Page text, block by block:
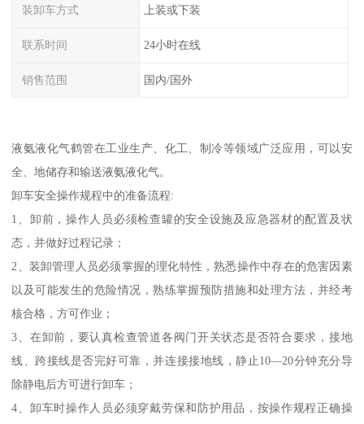
装卸车方式 上装或下装
联系时间 24小时在线
销售范围 国内/国外
液氨液化气鹤管在工业生产、化工、制冷等领域广泛应用，可以安
全、地储存和输送液氨液化气。
卸车安全操作规程中的准备流程:
1、卸前，操作人员必须检查罐的安全设施及应急器材的配置及状
态，并做好过程记录；
2、装卸管理人员必须掌握的理化特性，熟悉操作中存在的危害因素
以及可能发生的危险情况，熟练掌握预防措施和处理方法，并经考
核合格，方可作业；
3、在卸前，要认真检查管道各阀门开关状态是否符合要求，接地
线、跨接线是否完好可靠，并连接接地线，静止10—20分钟充分导
除静电后方可进行卸车；
4、卸车时操作人员必须穿戴劳保和防护用品，按操作规程正确操